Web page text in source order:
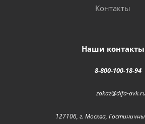
Контакты
Наши контакты
8-800-100-18-94
zakaz@difa-
127106, г. Москва,